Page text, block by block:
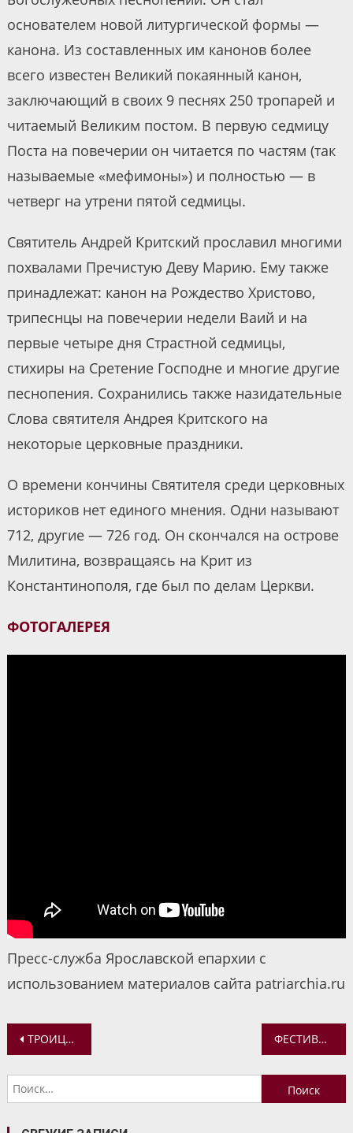
основателем новой литургической формы —
канона. Из составленных им канонов более
всего известен Великий покаянный канон,
заключающий в своих 9 песнях 250 тропарей и
читаемый Великим постом. В первую седмицу
Поста на повечерии он читается по частям (так
называемые «мефимоны») и полностью — в
четверг на утрени пятой седмицы.
Святитель Андрей Критский прославил многими
похвалами Пречистую Деву Марию. Ему также
принадлежат: канон на Рождество Христово,
трипеснцы на повечерии недели Ваий и на
первые четыре дня Страстной седмицы,
стихиры на Сретение Господне и многие другие
песнопения. Сохранились также назидательные
Слова святителя Андрея Критского на
некоторые церковные праздники.
О времени кончины Святителя среди церковных
историков нет единого мнения. Одни называют
712, другие — 726 год. Он скончался на острове
Милитина, возвращаясь на Крит из
Константинополя, где был по делам Церкви.
ФОТОГАЛЕРЕЯ
Пресс-служба Ярославской епархии с
использованием материалов сайта patriarchia.ru
Навигация
по
записям
ТРОИЦЕ-СЕРГИЕВА ЛАВРА НАЧИНАЕТ СБОР ГУМАНИТАРНОЙ ПОМОЩИ ДЛЯ БЕЖЕНЦЕВ ФЕСТИВАЛЬ «РУССКАЯ ЗИМА – 2022»
Найти: